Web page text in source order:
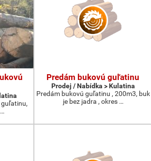
Predám bukovú guľatinu
Prodej / Nabídka > Kulatina
Predám bukovú guľatinu , 200m3, buk
je bez jadra , okres …